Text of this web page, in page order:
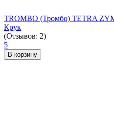
TROMBO (Тромбо) TETRA
Крук
(Отзывов: 2)
5
В корзину